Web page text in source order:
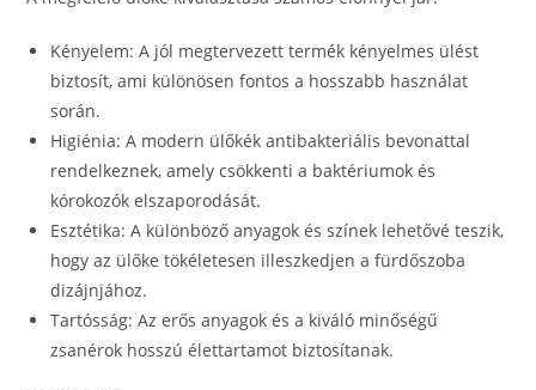
Kényelem: A jól megtervezett termék kényelmes ülést
biztosít, ami különösen fontos a hosszabb használat
során.
Higiénia: A modern ülőkék antibakteriális bevonattal
rendelkeznek, amely csökkenti a baktériumok és
kórokozók elszaporodását.
Esztétika: A különböző anyagok és színek lehetővé teszik,
hogy az ülőke tökéletesen illeszkedjen a fürdőszoba
dizájnjához.
Tartósság: Az erős anyagok és a kiváló minőségű
zsanérok hosszú élettartamot biztosítanak.